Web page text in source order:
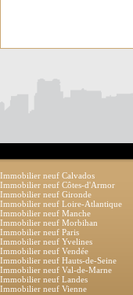
Immobilier neuf Calvados
Immobilier neuf Côtes-d'Armor
Immobilier neuf Gironde
Immobilier neuf Loire-Atlantique
Immobilier neuf Manche
Immobilier neuf Morbihan
Immobilier neuf Paris
Immobilier neuf Yvelines
Immobilier neuf Vendée
Immobilier neuf Hauts-de-Seine
Immobilier neuf Val-de-Marne
Immobilier neuf Landes
Immobilier neuf Vienne